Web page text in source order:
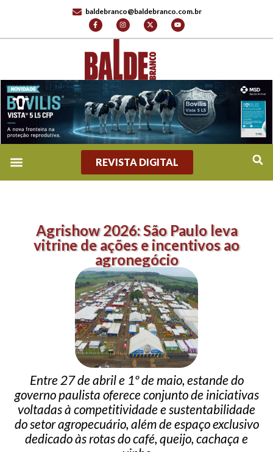
baldebranco@baldebranco.com.br
REVISTA DIGITAL
Agrishow 2026: São Paulo leva
vitrine de ações e incentivos ao
agronegócio
Entre 27 de abril e 1º de maio, estande do
governo paulista oferece conjunto de iniciativas
voltadas à competitividade e sustentabilidade
do setor agropecuário, além de espaço exclusivo
dedicado às rotas do café, queijo, cachaça e